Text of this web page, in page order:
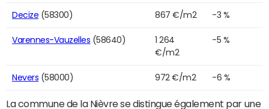
Decize (58300) 867 €/m2 -3 %
Varennes-Vauzelles (58640)
1 264
€/m2
-5 %
Nevers (58000) 972 €/m2 -6 %
La commune de la Nièvre se distingue également par une